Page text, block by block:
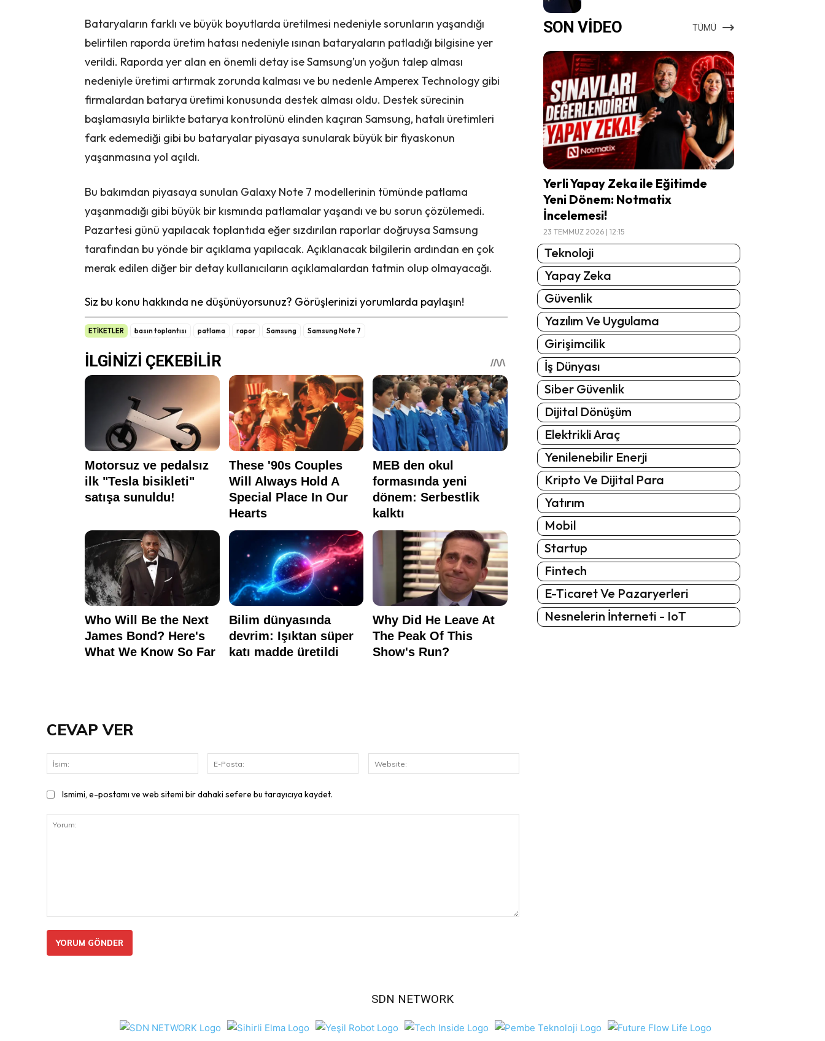
Bataryaların farklı ve büyük boyutlarda üretilmesi nedeniyle sorunların yaşandığı
belirtilen raporda üretim hatası nedeniyle ısınan bataryaların patladığı bilgisine yer
verildi. Raporda yer alan en önemli detay ise Samsung’un yoğun talep alması
nedeniyle üretimi artırmak zorunda kalması ve bu nedenle Amperex Technology gibi
firmalardan batarya üretimi konusunda destek alması oldu. Destek sürecinin
başlamasıyla birlikte batarya kontrolünü elinden kaçıran Samsung, hatalı üretimleri
fark edemediği gibi bu bataryalar piyasaya sunularak büyük bir fiyaskonun
yaşanmasına yol açıldı.
Bu bakımdan piyasaya sunulan Galaxy Note 7 modellerinin tümünde patlama
yaşanmadığı gibi büyük bir kısmında patlamalar yaşandı ve bu sorun çözülemedi.
Pazartesi günü yapılacak toplantıda eğer sızdırılan raporlar doğruysa Samsung
tarafından bu yönde bir açıklama yapılacak. Açıklanacak bilgilerin ardından en çok
merak edilen diğer bir detay kullanıcıların açıklamalardan tatmin olup olmayacağı.
Siz bu konu hakkında ne düşünüyorsunuz? Görüşlerinizi yorumlarda paylaşın!
ETİKETLER basın toplantısı patlama rapor Samsung Samsung Note 7
SON VİDEO TÜMÜ
Yerli Yapay Zeka ile Eğitimde
Yeni Dönem: Notmatix
İncelemesi!
23 TEMMUZ 2026 | 12:15
Teknoloji
Yapay Zeka
Güvenlik
Yazılım Ve Uygulama
Girişimcilik
İş Dünyası
Siber Güvenlik
Dijital Dönüşüm
Elektrikli Araç
Yenilenebilir Enerji
Kripto Ve Dijital Para
Yatırım
Mobil
Startup
Fintech
E-Ticaret Ve Pazaryerleri
Nesnelerin İnterneti - IoT
CEVAP VER
Posta:
Ismimi, e-postamı ve web sitemi bir dahaki sefere bu tarayıcıya kaydet.
SDN NETWORK